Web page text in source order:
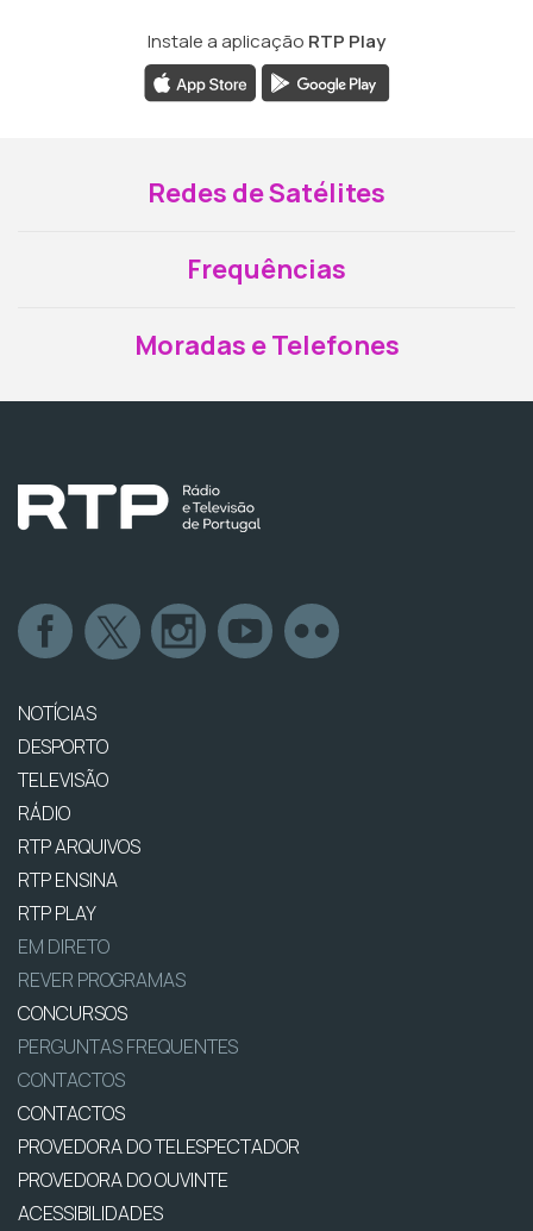
Instale a aplicação RTP Play
Redes de Satélites
Frequências
Moradas e Telefones
NOTÍCIAS
DESPORTO
TELEVISÃO
RÁDIO
RTP ARQUIVOS
RTP ENSINA
RTP PLAY
EM DIRETO
REVER PROGRAMAS
CONCURSOS
PERGUNTAS FREQUENTES
CONTACTOS
CONTACTOS
PROVEDORA DO TELESPECTADOR
PROVEDORA DO OUVINTE
ACESSIBILIDADES